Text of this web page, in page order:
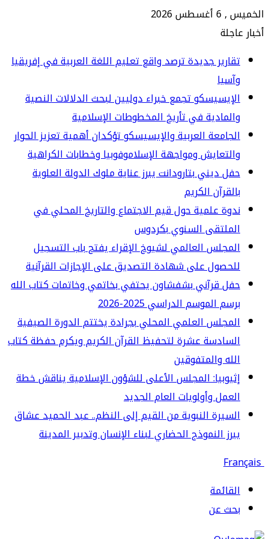
2026
جديدة ترصد واقع تعليم اللغة العربية في إفريقيا
تجمع خبراء دوليين لبحث الدلالات النصية
في تأريخ المخطوطات الإسلامية
العربية والإيسيسكو تؤكدان أهمية تعزيز الحوار
ومواجهة الإسلاموفوبيا وخطابات الكراهية
ديني بتارودانت يبرز عناية ملوك الدولة العلوية
الكريم
علمية حول قيم الاجتماع والتاريخ المحلي في
السنوي بكردوس
العالمي لشيوخ الإقراء يفتح باب التسجيل
على شهادة التصديق على الإجازات القرآنية
قرآني بشفشاون يحتفي بخاتمي وخاتمات كتاب الله
الموسم الدراسي 2025-2026
العلمي المحلي بجرادة يختتم الدورة الصيفية
عشرة لتحفيظ القرآن الكريم ويكرم حفظة كتاب
والمتفوقين
المجلس الأعلى للشؤون الإسلامية يناقش خطة
وأولويات العام الجديد
النبوية من القيم إلى النظم.. عبد الحميد عشاق
النموذج الحضاري لبناء الإنسان وتدبير المدينة
عن